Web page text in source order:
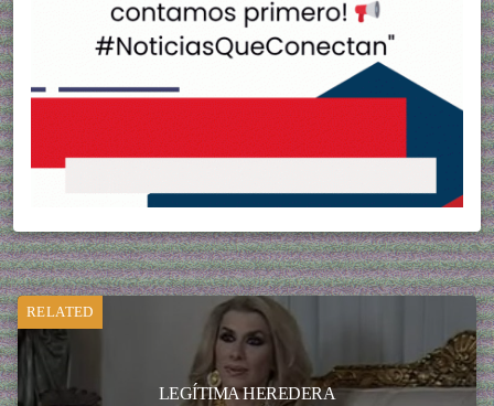
RELATED
LEGÍTIMA HEREDERA